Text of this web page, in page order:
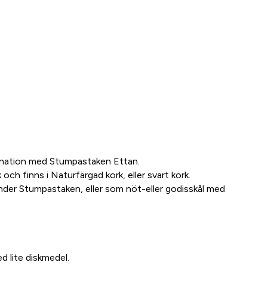
med Stumpastaken Ettan.
finns i Naturfärgad kork, eller svart kork.
Stumpastaken, eller som nöt-eller godisskål med
lite diskmedel.